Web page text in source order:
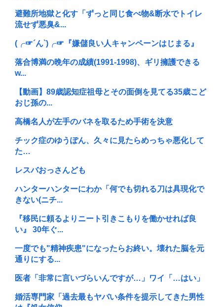
避難所地獄と化す「ずっと同じ食べ物&断水でトイレ
流せず悪臭&...
(╭☞´ん`)╭☞『嫌儲良い人キャンペーンはじまる』
落合博満の晩年の成績(1991-1998)、ギリ擁護できる
w...
【動画】89歳認知症祖母とその面倒を見てる35歳こど
おじ孫の...
高橋名人が左手のバネを取るため手術を決意
チック症のゆうぽん、久々に見たらめっちゃ悪化して
た…
レスバおっさんども
ハンターハンターにわか「何でも切れる刀は具現化で
きない(ニチ...
『移民に頼るよりニート引きこもりを働かせれば良
い』 30年ぐ...
一度でも"精神疾患"になったらお終い。壊れた脳を元
通りにする...
医者「非常に言いづらいんですが…」ワイ「…はい」
婚活専門家「過去最もヤバい条件を提示してきた男性